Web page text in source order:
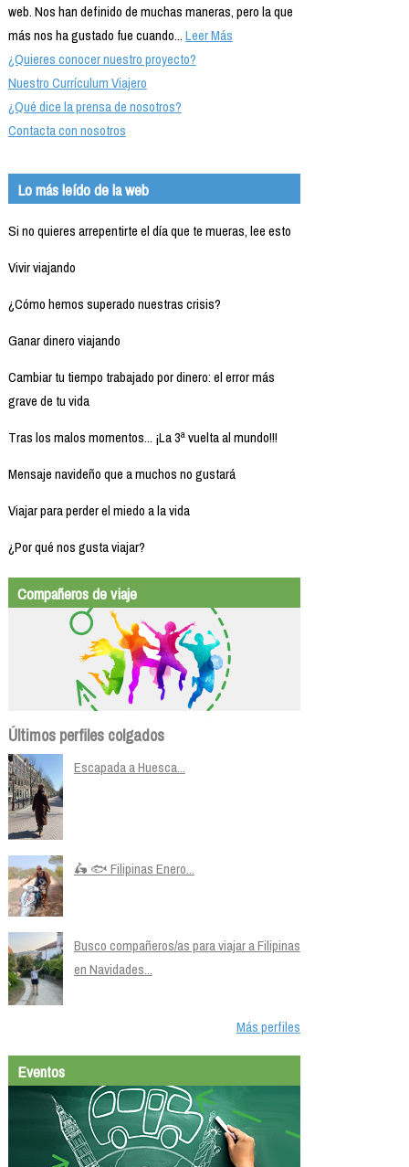
web. Nos han definido de muchas maneras, pero la que
más nos ha gustado fue cuando...Leer Más
¿Quieres conocer nuestro proyecto?
Nuestro Currículum Viajero
¿Qué dice la prensa de nosotros?
Contacta con nosotros
Lo más leído de la web
Si no quieres arrepentirte el día que te mueras, lee esto
Vivir viajando
¿Cómo hemos superado nuestras crisis?
Ganar dinero viajando
Cambiar tu tiempo trabajado por dinero: el error más
grave de tu vida
Tras los malos momentos... ¡La 3ª vuelta al mundo!!!
Mensaje navideño que a muchos no gustará
Viajar para perder el miedo a la vida
¿Por qué nos gusta viajar?
Compañeros de viaje
Últimos perfiles colgados
Escapada a Huesca...
🛵 🐟 Filipinas Enero...
Busco compañeros/as para viajar a Filipinas
en Navidades...
Más perfiles
Eventos